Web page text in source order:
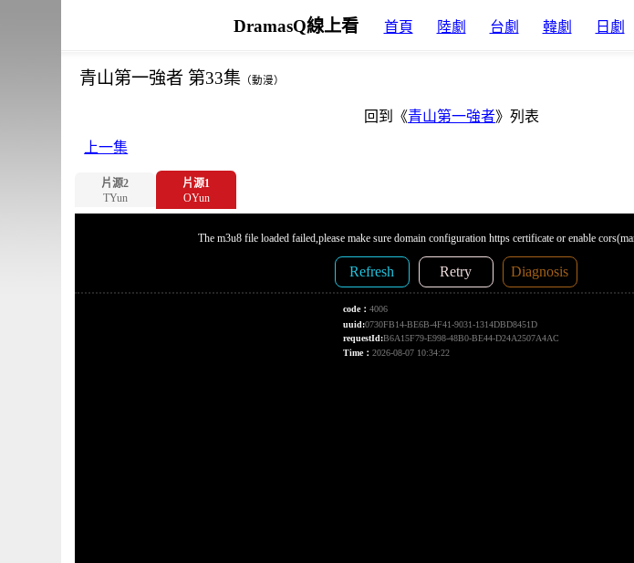
DramasQ線上看 首頁 陸劇 台劇 韓劇 日劇
青山第一強者 第33集 （動漫）
回到《青山第一強者》列表
上一集
片源2
TYun
片源1
OYun